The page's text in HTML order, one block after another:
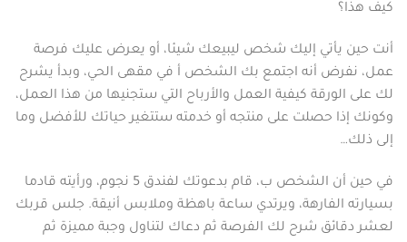
كيف هذا؟
أنت حين يأتي إليك شخص ليبيعك شيئا، أو يعرض عليك فرصة
عمل، نفرض أنه اجتمع بك الشخص أ في مقهى الحي، وبدأ يشرح
لك على الورقة كيفية العمل والأرباح التي ستجنيها من هذا العمل،
وكونك إذا حصلت على منتجه أو خدمته ستتغير حياتك للأفضل وما
إلى ذلك…
في حين أن الشخص ب، قام بدعوتك لفندق 5 نجوم، ورأيته قادما
بسيارته الفارهة، ويرتدي ساعة باهظة وملابس أنيقة. جلس قربك
لعشر دقائق شرح لك الفرصة ثم دعاك لتناول وجبة مميزة ثم